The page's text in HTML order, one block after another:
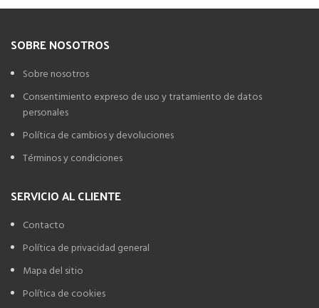
SOBRE NOSOTROS
Sobre nosotros
Consentimiento expreso de uso y tratamiento de datos
personales
Política de cambios y devoluciones
Términos y condiciones
SERVICIO AL CLIENTE
Contacto
Política de privacidad general
Mapa del sitio
Política de cookies